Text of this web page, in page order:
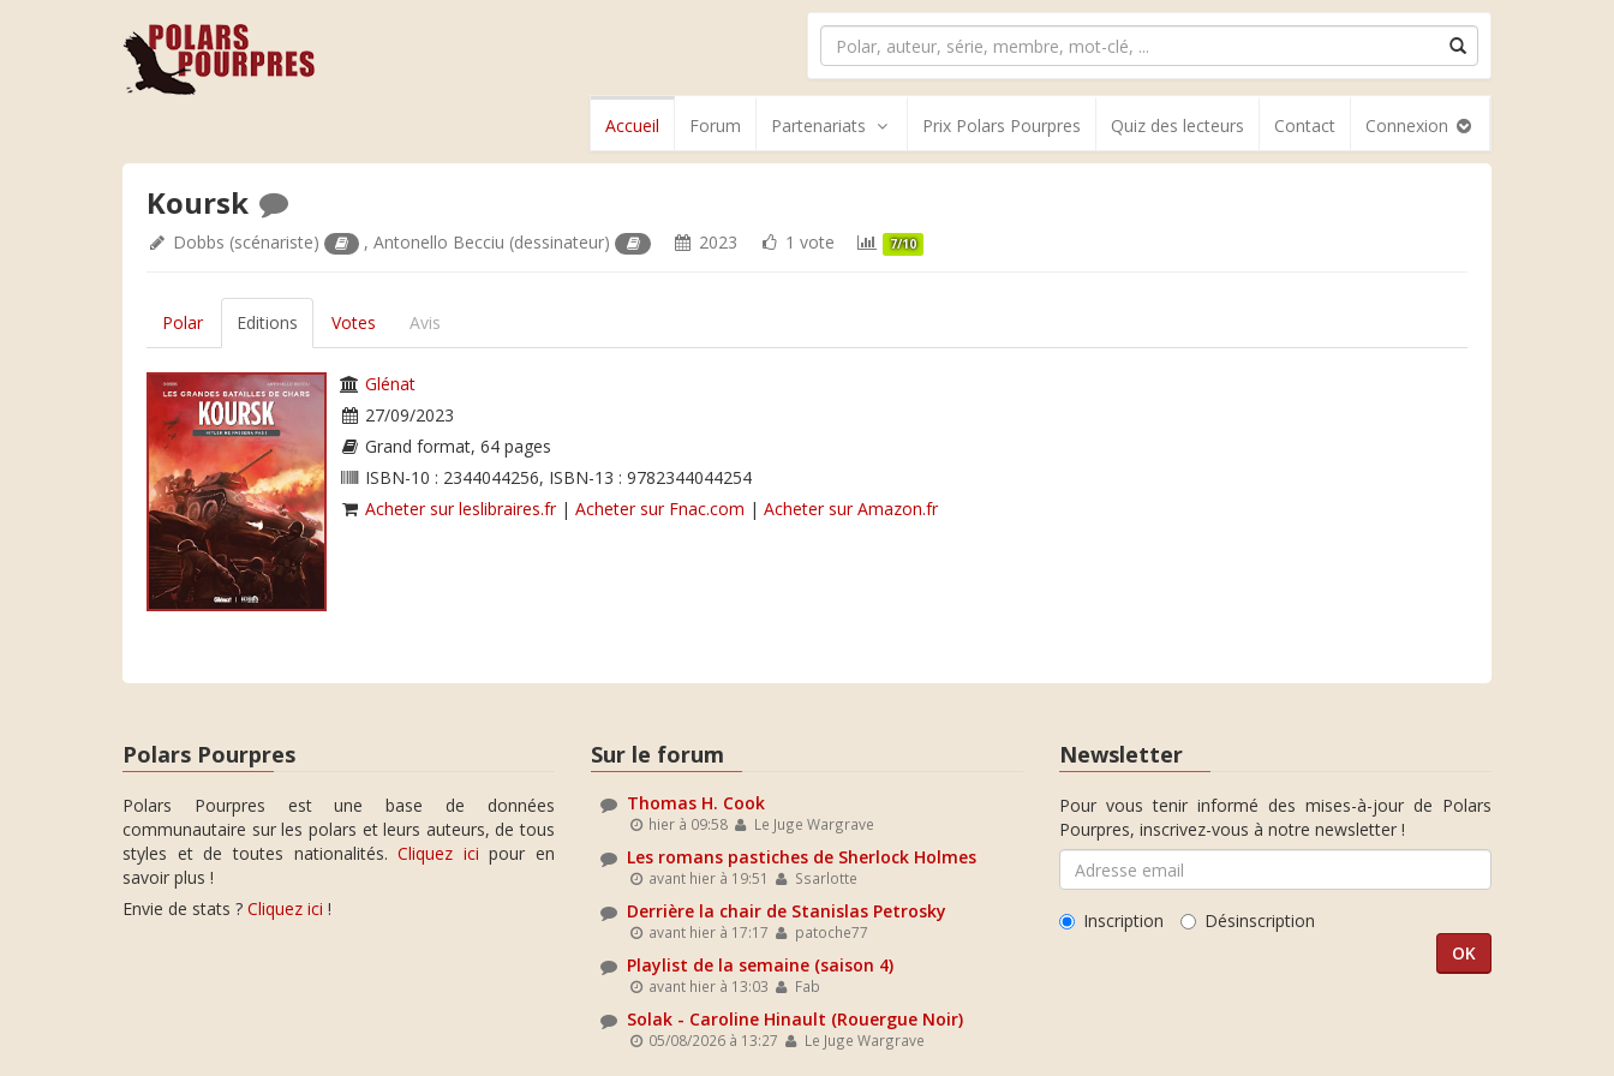
Accueil Forum Partenariats Prix Polars Pourpres Quiz des lecteurs Contact Connexion
Koursk
Dobbs (scénariste) ,Antonello Becciu (dessinateur) 2023 1 vote 7/10
Polar Editions Votes Avis
Glénat
27/09/2023
Grand format, 64 pages
ISBN-10 : 2344044256, ISBN-13 : 9782344044254
Acheter sur leslibraires.fr| Acheter sur Fnac.com | Acheter sur Amazon.fr
Polars Pourpres
Polars Pourpres est une base de données
communautaire sur les polars et leurs auteurs, de tous
styles et de toutes nationalités.Cliquez ici pour en
savoir plus !
Envie de stats ? Cliquez ici !
Sur le forum
Thomas H. Cook
hier à 09:58 Le Juge Wargrave
Les romans pastiches de Sherlock Holmes
avant hier à 19:51 Ssarlotte
Derrière la chair de Stanislas Petrosky
avant hier à 17:17 patoche77
Playlist de la semaine (saison 4)
avant hier à 13:03 Fab
Solak - Caroline Hinault (Rouergue Noir)
05/08/2026 à 13:27 Le Juge Wargrave
Newsletter
Pour vous tenir informé des mises-à-jour de Polars
Pourpres, inscrivez-vous à notre newsletter !
Inscription Désinscription